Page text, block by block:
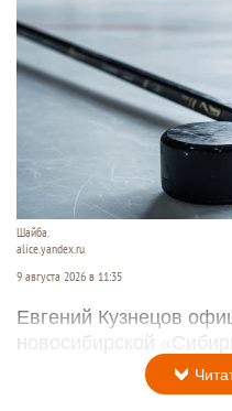
Шайба.
alice.yandex.ru
9 августа 2026 в 11:35
Евгений Кузнецов
новосибирской